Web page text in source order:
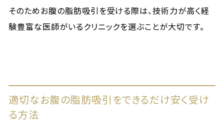
そのためお腹の脂肪吸引を受ける際は、技術力が高く経
験豊富な医師がいるクリニックを選ぶことが大切です。
適切なお腹の脂肪吸引をできるだけ安く受け
る方法